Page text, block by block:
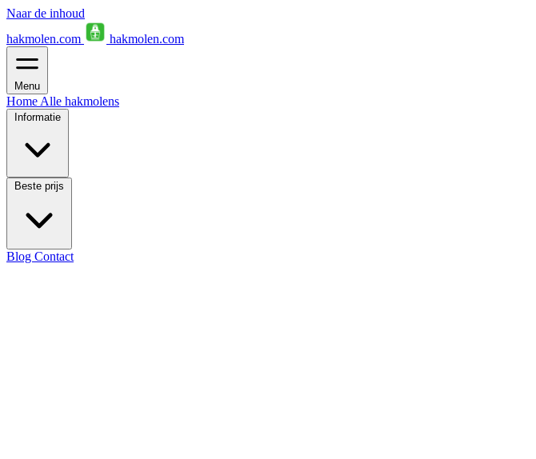
Naar de inhoud
hakmolen.com
hakmolen.com
Menu
Home Alle hakmolens
Informatie
Beste prijs
Blog Contact